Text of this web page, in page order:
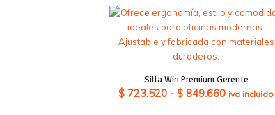
$ 472.430
Silla Win Premium Gerente
$ 723.520 - $ 849.660Rango
iva incluido